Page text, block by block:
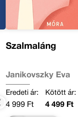
Szalmaláng
Janikovszky Éva
Eredeti ár:
4 999 Ft
Kötött ár:
4 499 Ft